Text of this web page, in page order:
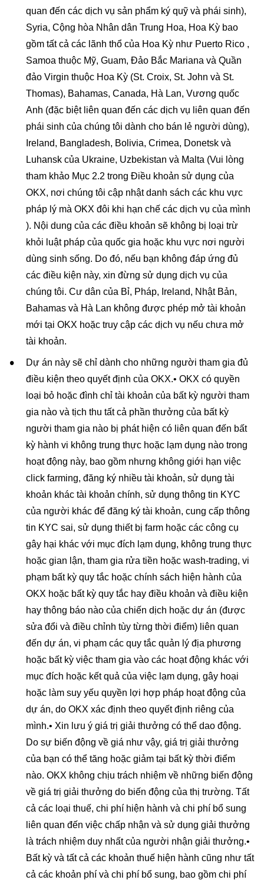
quan đến các dịch vụ sản phẩm ký quỹ và phái sinh),
Syria, Cộng hòa Nhân dân Trung Hoa, Hoa Kỳ bao
gồm tất cả các lãnh thổ của Hoa Kỳ như Puerto Rico ,
Samoa thuộc Mỹ, Guam, Đảo Bắc Mariana và Quần
đảo Virgin thuộc Hoa Kỳ (St. Croix, St. John và St.
Thomas), Bahamas, Canada, Hà Lan, Vương quốc
Anh (đặc biệt liên quan đến các dịch vụ liên quan đến
phái sinh của chúng tôi dành cho bán lẻ người dùng),
Ireland, Bangladesh, Bolivia, Crimea, Donetsk và
Luhansk của Ukraine, Uzbekistan và Malta (Vui lòng
tham khảo Mục 2.2 trong Điều khoản sử dụng của
OKX, nơi chúng tôi cập nhật danh sách các khu vực
pháp lý mà OKX đôi khi hạn chế các dịch vụ của mình
). Nội dung của các điều khoản sẽ không bị loại trừ
khỏi luật pháp của quốc gia hoặc khu vực nơi người
dùng sinh sống. Do đó, nếu bạn không đáp ứng đủ
các điều kiện này, xin đừng sử dụng dịch vụ của
chúng tôi. Cư dân của Bỉ, Pháp, Ireland, Nhật Bản,
Bahamas và Hà Lan không được phép mở tài khoản
mới tại OKX hoặc truy cập các dịch vụ nếu chưa mở
tài khoản.
Dự án này sẽ chỉ dành cho những người tham gia đủ
điều kiện theo quyết định của OKX.• OKX có quyền
loại bỏ hoặc đình chỉ tài khoản của bất kỳ người tham
gia nào và tịch thu tất cả phần thưởng của bất kỳ
người tham gia nào bị phát hiện có liên quan đến bất
kỳ hành vi không trung thực hoặc lạm dụng nào trong
hoạt động này, bao gồm nhưng không giới hạn việc
click farming, đăng ký nhiều tài khoản, sử dụng tài
khoản khác tài khoản chính, sử dụng thông tin KYC
của người khác để đăng ký tài khoản, cung cấp thông
tin KYC sai, sử dụng thiết bị farm hoặc các công cụ
gây hại khác với mục đích lạm dụng, không trung thực
hoặc gian lận, tham gia rửa tiền hoặc wash-trading, vi
phạm bất kỳ quy tắc hoặc chính sách hiện hành của
OKX hoặc bất kỳ quy tắc hay điều khoản và điều kiện
hay thông báo nào của chiến dịch hoặc dự án (được
sửa đổi và điều chỉnh tùy từng thời điểm) liên quan
đến dự án, vi phạm các quy tắc quản lý địa phương
hoặc bất kỳ việc tham gia vào các hoạt động khác với
mục đích hoặc kết quả của việc lạm dụng, gây hoại
hoặc làm suy yếu quyền lợi hợp pháp hoạt động của
dự án, do OKX xác định theo quyết định riêng của
mình.• Xin lưu ý giá trị giải thưởng có thể dao động.
Do sự biến động về giá như vậy, giá trị giải thưởng
của bạn có thể tăng hoặc giảm tại bất kỳ thời điểm
nào. OKX không chịu trách nhiệm về những biến động
về giá trị giải thưởng do biến động của thị trường. Tất
cả các loại thuế, chi phí hiện hành và chi phí bổ sung
liên quan đến việc chấp nhận và sử dụng giải thưởng
là trách nhiệm duy nhất của người nhận giải thưởng.•
Bất kỳ và tất cả các khoản thuế hiện hành cũng như tất
cả các khoản phí và chi phí bổ sung, bao gồm chi phí